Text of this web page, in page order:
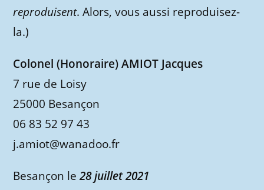
reproduisent. Alors, vous aussi reproduisez-
la.)
Colonel (Honoraire) AMIOT Jacques
7 rue de Loisy
25000 Besançon
06 83 52 97 43
j.amiot@wanadoo.fr
Besançon le28 juillet 2021